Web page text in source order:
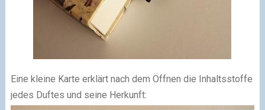
Eine kleine Karte erklärt nach dem Öffnen die Inhaltsstoffe
jedes Duftes und seine Herkunft: